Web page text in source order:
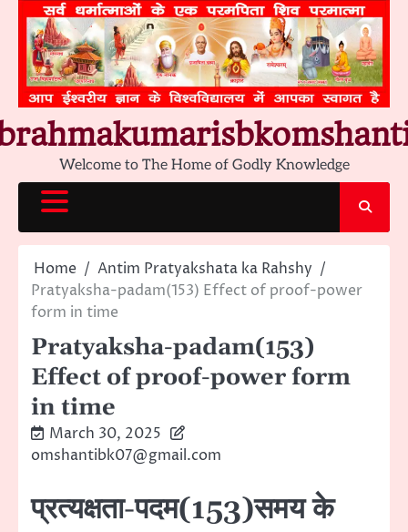
content
Welcome to The Home of Godly Knowledge
Home
Antim Pratyakshata ka Rahshy
Pratyaksha-padam(153) Effect of proof-power
form in time
Pratyaksha-padam(153)
Effect of proof-power form
in time
March 30, 2025
omshantibk07@gmail.com
प्रत्यक्षता-पदम(153)समय के